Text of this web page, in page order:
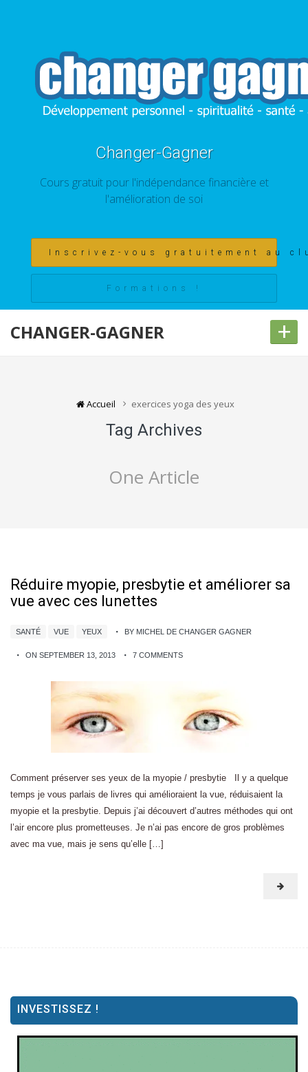
Changer-Gagner
Cours gratuit pour l'indépendance financière et
l'amélioration de soi
Inscrivez-vous gratuitement au
Formations !
CHANGER-GAGNER +
Accueil exercices yoga des yeux
Tag Archives
One Article
Réduire myopie, presbytie et améliorer sa
vue avec ces lunettes
SANTÉ VUE YEUX BY MICHEL DE CHANGER GAGNER
ON SEPTEMBER 13, 2013 7 COMMENTS
Comment préserver ses yeux de la myopie / presbytie Il y a quelque
temps je vous parlais de livres qui amélioraient la vue, réduisaient la
myopie et la presbytie. Depuis j’ai découvert d’autres méthodes qui ont
l’air encore plus prometteuses. Je n’ai pas encore de gros problèmes
avec ma vue, mais je sens qu’elle […]
INVESTISSEZ !